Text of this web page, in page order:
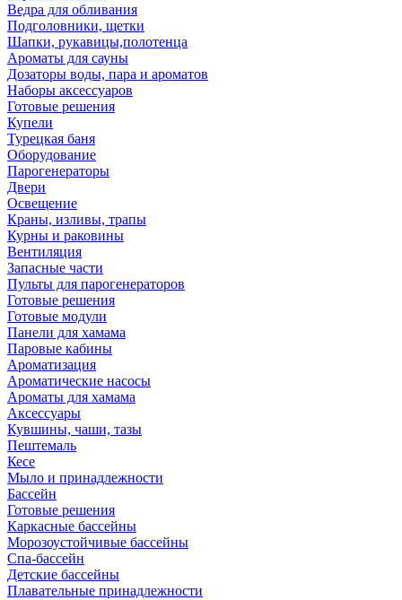
Ведра для обливания
Подголовники, щетки
Шапки, рукавицы,полотенца
Ароматы для сауны
Дозаторы воды, пара и ароматов
Наборы аксессуаров
Готовые решения
Купели
Турецкая баня
Оборудование
Парогенераторы
Двери
Освещение
Краны, изливы, трапы
Курны и раковины
Вентиляция
Запасные части
Пульты для парогенераторов
Готовые решения
Готовые модули
Панели для хамама
Паровые кабины
Ароматизация
Ароматические насосы
Ароматы для хамама
Аксессуары
Кувшины, чаши, тазы
Пештемаль
Кесе
Мыло и принадлежности
Бассейн
Готовые решения
Каркасные бассейны
Морозоустойчивые бассейны
Спа-бассейн
Детские бассейны
Плавательные принадлежности